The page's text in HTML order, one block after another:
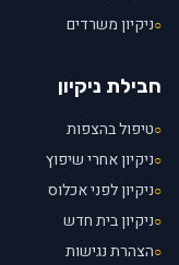
○ניקיון משרדים
חבילת ניקיון
○טיפול בהצפות
○ניקיון אחרי שיפוץ
○ניקיון לפני אכלוס
○ניקיון בית חדש
○הצהרת נגישות